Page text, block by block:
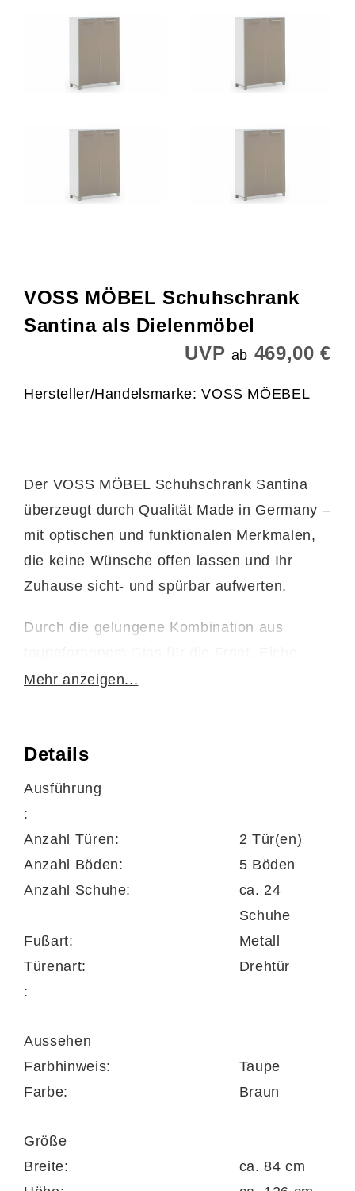
VOSS MÖBEL Schuhschrank
Santina als Dielenmöbel
UVP ab 469,00 €
Hersteller/Handelsmarke: VOSS MÖEBEL
Der VOSS MÖBEL Schuhschrank Santina
überzeugt durch Qualität Made in Germany –
mit optischen und funktionalen Merkmalen,
die keine Wünsche offen lassen und Ihr
Zuhause sicht- und spürbar aufwerten.
Durch die gelungene Kombination aus
Bianco Furnier für den Korpus und
Schuhkipper moderne Eleganz gepaart mit
natürlichem, warmem Charme aus. Die zwei
und vier verstellbaren Holzböden im Inneren
bieten Ihnen Stauraum für ca. 24 Paar
Schuhe. Die Maße des praktischen
Schuhschranks belaufen sich auf ca. 84 x
126 x 37 cm (BxHxT).
Je nach Bedarf ist die Schuhkommode durch
weitere Dielenmöbel im selben Design
Wandgarderobe und einen Wandspiegel. Sie
haben die Möglichkeit, den Schuhkipper auf
Ihren Geschmack abzustimmen. Er steht
Mehr anzeigen...
Details
Ausführung
:
Anzahl Türen:
2 Tür(en)
Anzahl Böden:
5 Böden
Anzahl Schuhe:
ca. 24
Schuhe
Fußart:
Metall
Türenart:
Drehtür
:
Aussehen
Farbhinweis:
Taupe
Farbe:
Braun
Größe
Breite:
ca. 84 cm